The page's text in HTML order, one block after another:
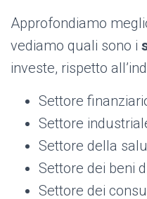
Approfondiamo
vediamo quali sono i
investe, rispetto
Settore
Settore
Settore della
Settore dei beni
Settore dei